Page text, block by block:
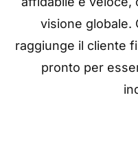
visione globale.
raggiunge il cliente
pronto per